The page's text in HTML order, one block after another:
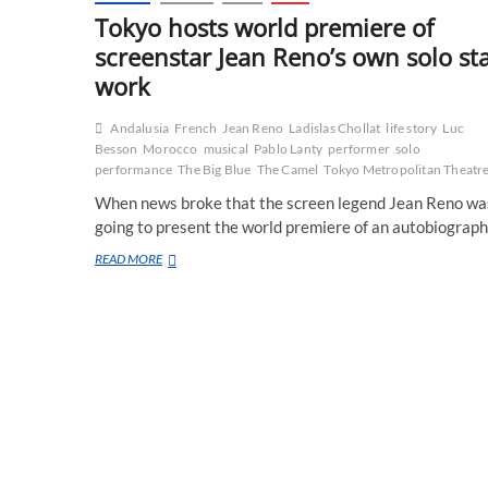
Tokyo hosts world premiere of
screenstar Jean Reno’s own solo
work
Andalusia French Jean Reno Ladislas Chollat life story Luc
Besson Morocco musical Pablo Lanty performer solo
performance The Big Blue The Camel Tokyo Metropolitan Theatre
When news broke that the screen legend Jean Reno
going to present the world premiere of an
READ MORETokyo